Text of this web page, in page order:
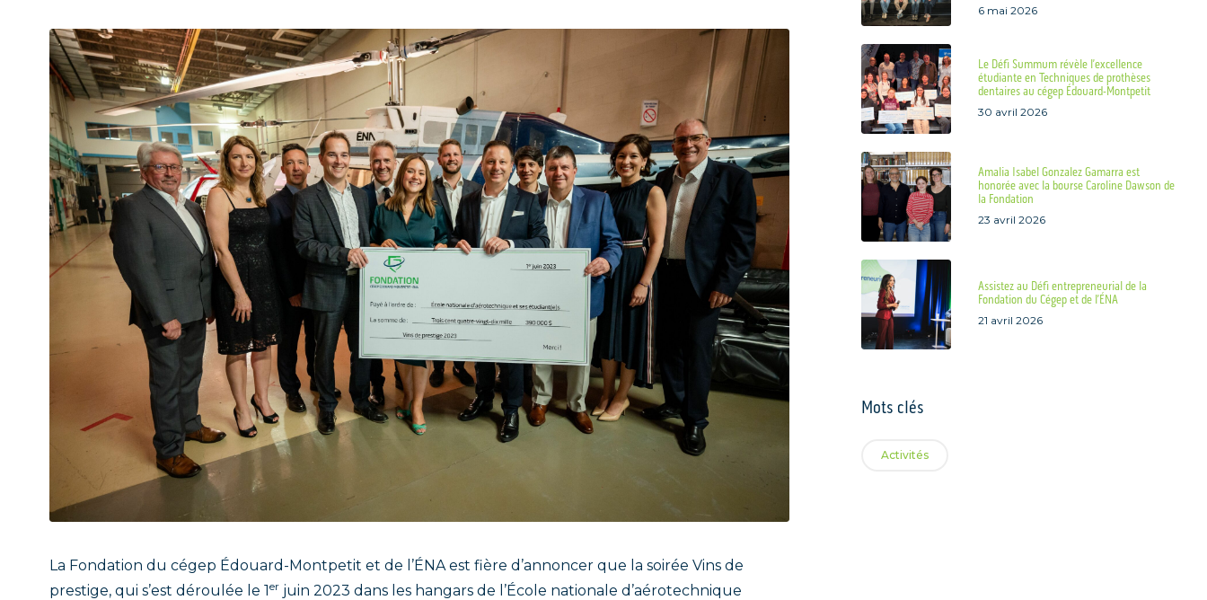
La Fondation du cégep Édouard-Montpetit et de l’ÉNA est fière d’annoncer que la soirée Vins de
prestige, qui s’est déroulée le 1er juin 2023 dans les hangars de l’École nationale d’aérotechnique
6 mai 2026
Le Défi Summum révèle l’excellence
étudiante en Techniques de prothèses
dentaires au cégep Édouard-Montpetit
30 avril 2026
Amalia Isabel Gonzalez Gamarra est
honorée avec la bourse Caroline Dawson de
la Fondation
23 avril 2026
Assistez au Défi entrepreneurial de la
Fondation du Cégep et de l’ÉNA
21 avril 2026
Mots clés
Activités